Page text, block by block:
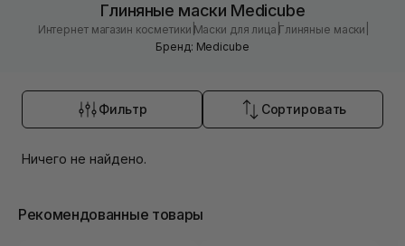
Глиняные маски Medicube
Интернет магазин косметики |Маски для лица |Глиняные маски
Бренд: Medicube
Фильтр Сортировать
Ничего не найдено.
Рекомендованные товары